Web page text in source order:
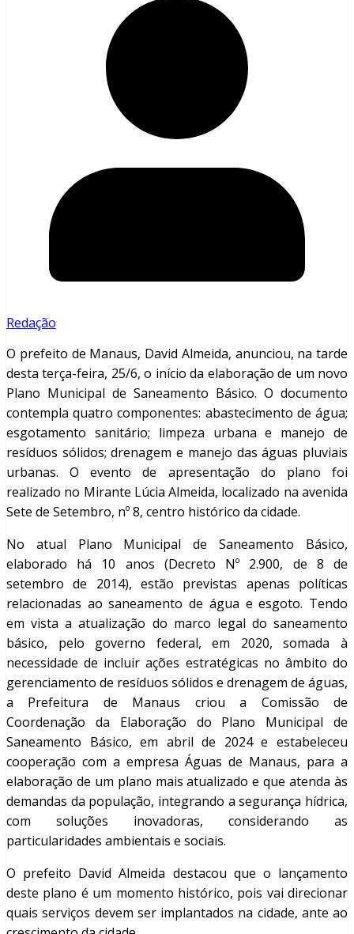
Redação
O prefeito de Manaus, David Almeida, anunciou, na tarde
desta terça-feira, 25/6, o início da elaboração de um novo
Plano Municipal de Saneamento Básico. O documento
contempla quatro componentes: abastecimento de água;
esgotamento sanitário; limpeza urbana e manejo de
resíduos sólidos; drenagem e manejo das águas pluviais
urbanas. O evento de apresentação do plano foi
realizado no Mirante Lúcia Almeida, localizado na avenida
Sete de Setembro, nº 8, centro histórico da cidade.
No atual Plano Municipal de Saneamento Básico,
elaborado há 10 anos (Decreto Nº 2.900, de 8 de
setembro de 2014), estão previstas apenas políticas
relacionadas ao saneamento de água e esgoto. Tendo
em vista a atualização do marco legal do saneamento
básico, pelo governo federal, em 2020, somada à
necessidade de incluir ações estratégicas no âmbito do
gerenciamento de resíduos sólidos e drenagem de águas,
a Prefeitura de Manaus criou a Comissão de
Coordenação da Elaboração do Plano Municipal de
Saneamento Básico, em abril de 2024 e estabeleceu
cooperação com a empresa Águas de Manaus, para a
elaboração de um plano mais atualizado e que atenda às
demandas da população, integrando a segurança hídrica,
com soluções inovadoras, considerando as
particularidades ambientais e sociais.
O prefeito David Almeida destacou que o lançamento
deste plano é um momento histórico, pois vai direcionar
quais serviços devem ser implantados na cidade, ante ao